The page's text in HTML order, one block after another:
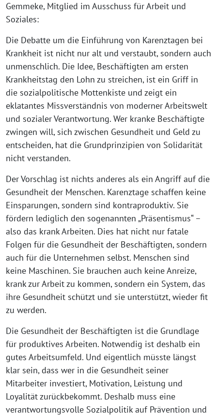
Gemmeke, Mitglied im Ausschuss für Arbeit und
Soziales:
Die Debatte um die Einführung von Karenztagen bei
Krankheit ist nicht nur alt und verstaubt, sondern auch
unmenschlich. Die Idee, Beschäftigten am ersten
Krankheitstag den Lohn zu streichen, ist ein Griff in
die sozialpolitische Mottenkiste und zeigt ein
eklatantes Missverständnis von moderner Arbeitswelt
und sozialer Verantwortung. Wer kranke Beschäftigte
zwingen will, sich zwischen Gesundheit und Geld zu
entscheiden, hat die Grundprinzipien von Solidarität
nicht verstanden.
Der Vorschlag ist nichts anderes als ein Angriff auf die
Gesundheit der Menschen. Karenztage schaffen keine
Einsparungen, sondern sind kontraproduktiv. Sie
fördern lediglich den sogenannten „Präsentismus“ –
also das krank Arbeiten. Dies hat nicht nur fatale
Folgen für die Gesundheit der Beschäftigten, sondern
auch für die Unternehmen selbst. Menschen sind
keine Maschinen. Sie brauchen auch keine Anreize,
krank zur Arbeit zu kommen, sondern ein System, das
ihre Gesundheit schützt und sie unterstützt, wieder fit
zu werden.
Die Gesundheit der Beschäftigten ist die Grundlage
für produktives Arbeiten. Notwendig ist deshalb ein
gutes Arbeitsumfeld. Und eigentlich müsste längst
klar sein, dass wer in die Gesundheit seiner
Mitarbeiter investiert, Motivation, Leistung und
Loyalität zurückbekommt. Deshalb muss eine
verantwortungsvolle Sozialpolitik auf Prävention und